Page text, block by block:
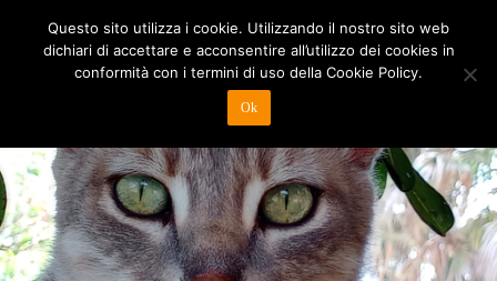
Questo sito utilizza i cookie. Utilizzando il nostro sito web
dichiari di accettare e acconsentire all’utilizzo dei cookies in
conformità con i termini di uso della Cookie Policy.
Ok